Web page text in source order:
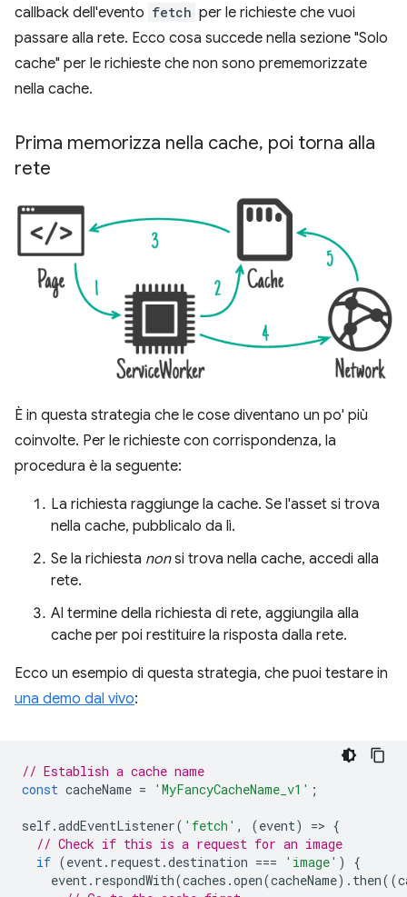
callback dell'evento fetch per le richieste che vuoi
passare alla rete. Ecco cosa succede nella sezione "Solo
cache" per le richieste che non sono prememorizzate
nella cache.
Prima memorizza nella cache, poi torna alla
rete
È in questa strategia che le cose diventano un po' più
coinvolte. Per le richieste con corrispondenza, la
procedura è la seguente:
La richiesta raggiunge la cache. Se l'asset si trova
nella cache, pubblicalo da lì.
Se la richiesta nonsi trova nella cache, accedi alla
rete.
Al termine della richiesta di rete, aggiungila alla
cache per poi restituire la risposta dalla rete.
Ecco un esempio di questa strategia, che puoi testare in
una demo dal vivo:
// Establish a cache name
const cacheName = 'MyFancyCacheName_v1' ;
self.addEventListener( 'fetch' , (event) => {
// Check if this is a request for an image
if (event . request .destination === 'image' )
{
event . respondWith(caches .open(cacheName). then((